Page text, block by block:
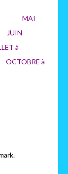
MAI
JUIN
à
OCTOBRE à